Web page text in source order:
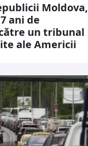
Moldova,
ani de
un tribunal
ale Americii